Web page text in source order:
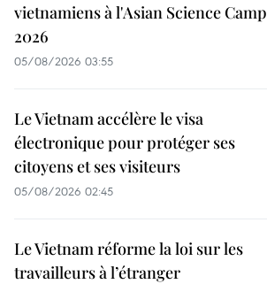
vietnamiens à l'Asian Science Camp
2026
05/08/2026 03:55
Le Vietnam accélère le visa
électronique pour protéger ses
citoyens et ses visiteurs
05/08/2026 02:45
Le Vietnam réforme la loi sur les
travailleurs à l’étranger